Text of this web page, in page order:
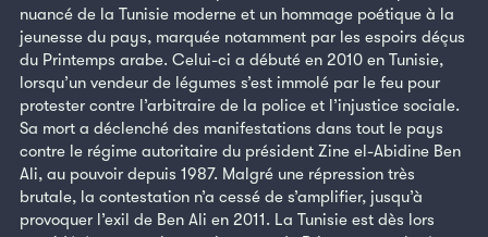
nuancé de la Tunisie moderne et un hommage poétique à la
jeunesse du pays, marquée notamment par les espoirs déçus
du Printemps arabe. Celui-ci a débuté en 2010 en Tunisie,
lorsqu’un vendeur de légumes s’est immolé par le feu pour
protester contre l’arbitraire de la police et l’injustice sociale.
Sa mort a déclenché des manifestations dans tout le pays
contre le régime autoritaire du président Zine el-Abidine Ben
Ali, au pouvoir depuis 1987. Malgré une répression très
brutale, la contestation n’a cessé de s’amplifier, jusqu’à
provoquer l’exil de Ben Ali en 2011. La Tunisie est dès lors